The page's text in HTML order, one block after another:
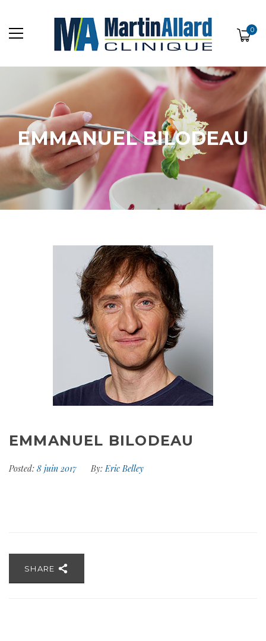
0
EMMANUEL BILODEAU
EMMANUEL BILODEAU
Posted: 8 juin 2017 By: Eric Belley
SHARE